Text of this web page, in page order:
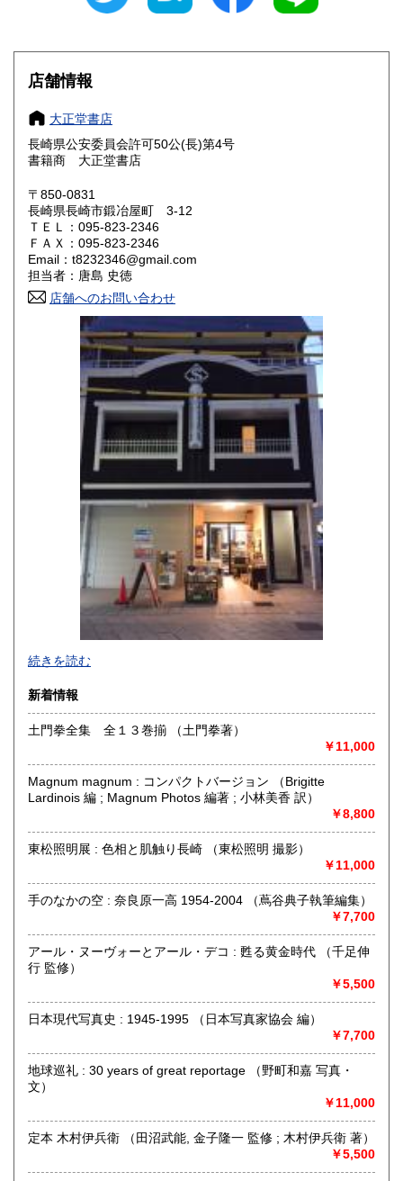
大阪府
奈良県
鳥取県 770円 島根県
岡山県
山口県 770円
香川県
高知県 770円
770円 長崎県
770円
770円 鹿児島県
770円
店舗情報
大正堂書店
長崎県公安委員会許可50公(長)第4号
書籍商 大正堂書店
〒850-0831
長崎県長崎市鍛冶屋町 3-12
ＴＥＬ：095-823-2346
ＦＡＸ：095-823-2346
Email：t8232346@gmail.com
担当者：唐島 史徳
店舗へのお問い合わせ
創業明治４３年 歴史と信用の長崎学専門店です。郷土史、
対外交渉史、キリシタン、古書から新刊まで取り扱っており
ます。長崎関係、キリシタン関係の書籍は他県でも高価買取
いたします。
ネットに登録していない長崎関係の書籍もございますので、
営業時間：10:00〜19:00
定休日：不定休 主に正月のみ
本の種類によっては遠方でも買取致しますので一度ご連絡下
取り扱い分野
総記、哲学宗教、歴史、社会科学、自然科学、美術工芸、国
語国文、外国文学、古典籍、近代文献、趣味、外国書、サブ
カルチャー、古書一般（その他）
長崎学 郷土史 キリシタン関係 原爆関係 対外交渉史
仏教書
続きを読む
新着情報
土門拳全集 全１３巻揃 （土門拳著）
￥11,000
Magnum magnum : コンパクトバージョン （Brigitte
Lardinois 編 ; Magnum Photos 編著 ; 小林美香 訳）
￥8,800
東松照明展 : 色相と肌触り長崎 （東松照明 撮影）
￥11,000
手のなかの空 : 奈良原一高 1954-2004 （蔦谷典子執筆編集）
￥7,700
アール・ヌーヴォーとアール・デコ : 甦る黄金時代 （千足伸
行 監修）
￥5,500
日本現代写真史 : 1945-1995 （日本写真家協会 編）
￥7,700
地球巡礼 : 30 years of great reportage （野町和嘉 写真・
文）
￥11,000
定本 木村伊兵衛 （田沼武能, 金子隆一 監修 ; 木村伊兵衛 著）
￥5,500